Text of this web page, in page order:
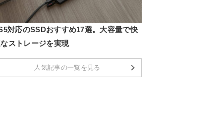
対応のSSDおすすめ17選。大容量で快
ストレージを実現
人気記事の一覧を見る